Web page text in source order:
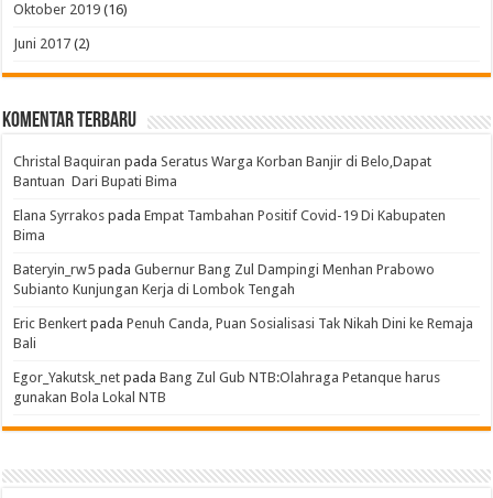
Oktober 2019 (16)
Juni 2017 (2)
Komentar Terbaru
Christal Baquiran padaSeratus Warga Korban Banjir di Belo,Dapat
Bantuan Dari Bupati Bima
Elana Syrrakos padaEmpat Tambahan Positif Covid-19 Di Kabupaten
Bima
Bateryin_rw5 padaGubernur Bang Zul Dampingi Menhan Prabowo
Subianto Kunjungan Kerja di Lombok Tengah
Eric Benkert padaPenuh Canda, Puan Sosialisasi Tak Nikah Dini ke Remaja
Bali
Egor_Yakutsk_net padaBang Zul Gub NTB:Olahraga Petanque harus
gunakan Bola Lokal NTB